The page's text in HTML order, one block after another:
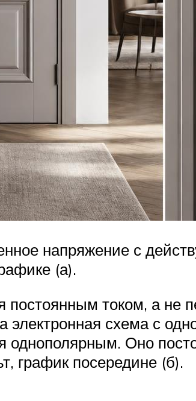
напряжение с
(а).
постоянным током, а
схема с
однополярным. Оно
график посередине (б).